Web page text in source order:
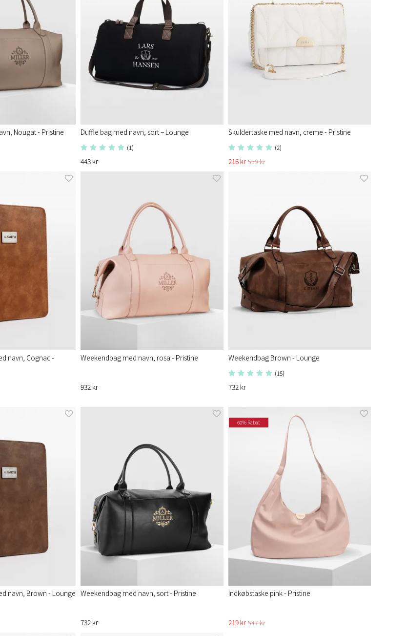
Nougat - Pristine Duffle bag med navn, sort – Lounge
(1)
443 kr
Skuldertaske med navn, creme - Pristine​
(2)
216 kr 539 kr
navn, Cognac -
Weekendbag med navn, rosa - Pristine
932 kr
Weekendbag Brown - Lounge
(15)
732 kr
navn, Brown - Lounge Weekendbag med navn, sort - Pristine
732 kr
60% Rabat
Indkøbstaske pink - Pristine​
219 kr 547 kr